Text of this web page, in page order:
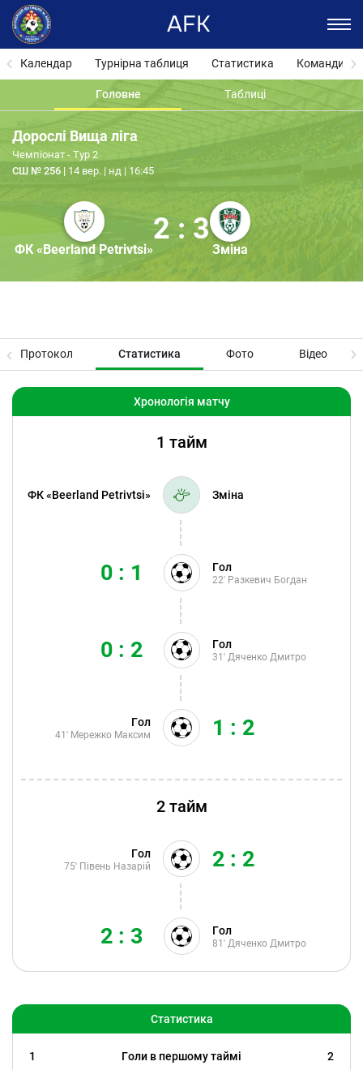
AFK
Календар Турнірна таблиця Статистика Команди
Головне Таблиці
Дорослі Вища ліга
Чемпіонат - Тур 2
ФК «Beerland Petrivtsi»
2 : 3
Зміна
СШ № 256 14 вер. | нд | 16:45
Протокол Статистика Фото Відео
Хронологія матчу
1 тайм
ФК «Beerland Petrivtsi» Зміна
Гол
22' Разкевич Богдан
0 : 1
Гол
31'Дяченко Дмитро
0 : 2
Гол
41' Мережко Максим 1 : 2
2 тайм
Гол
75' Півень Назарій 2 : 2
Гол
81'Дяченко Дмитро
2 : 3
Статистика
1 Голи в першому таймі
2